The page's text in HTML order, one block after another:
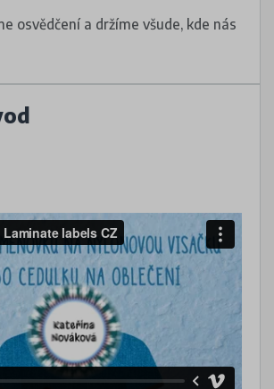
osvědčení a držíme všude, kde nás